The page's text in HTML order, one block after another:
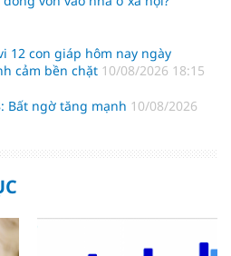
12 con giáp hôm nay ngày
cảm bền chặt 10/08/2026 18:15
Bất ngờ tăng mạnh 10/08/2026